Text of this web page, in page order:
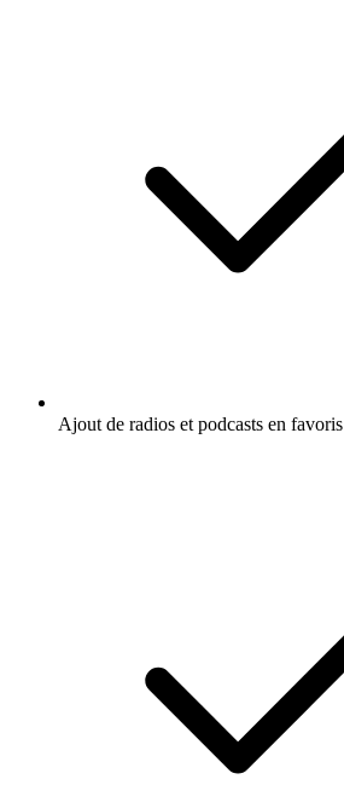
Ajout de radios et podcasts en favoris